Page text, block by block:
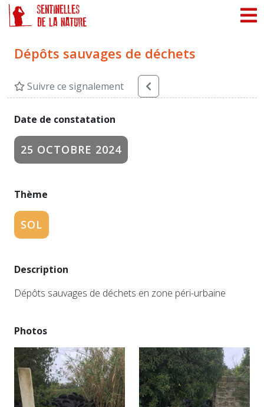
Dépôts sauvages de déchets
Suivre ce signalement
Date de constatation
25 OCTOBRE 2024
Thème
SOL
Description
Dépôts sauvages de déchets en zone péri-urbaine
Photos
Panneau de gestion des cookies